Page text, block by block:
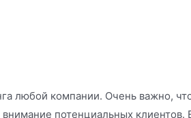
любой компании. Очень важно,
потенциальных